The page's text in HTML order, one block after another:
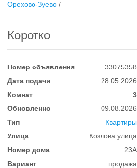
Орехово-Зуево /
Коротко
Номер объявления
33075358
Дата подачи
28.05.2026
Комнат
3
Обновленно
09.08.2026
Тип
Квартиры
Улица
Козлова улица
Номер дома
23А
Вариант
продажа